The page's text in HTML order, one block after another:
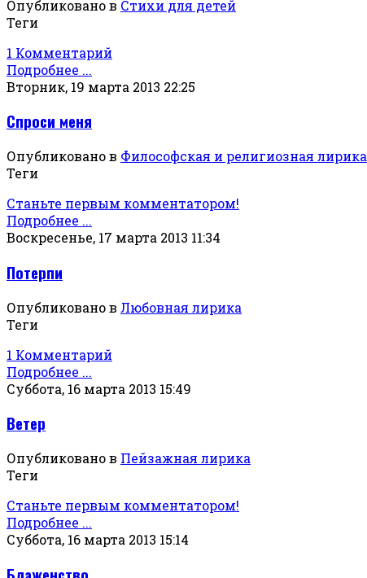
Опубликовано в Стихи для детей
Теги
1 Комментарий
Подробнее ...
Вторник, 19 марта 2013 22:25
Спроси меня
Опубликовано в Философская и религиозная лирика
Теги
Станьте первым комментатором!
Подробнее ...
Воскресенье, 17 марта 2013 11:34
Потерпи
Опубликовано в Любовная лирика
Теги
1 Комментарий
Подробнее ...
Суббота, 16 марта 2013 15:49
Ветер
Опубликовано в Пейзажная лирика
Теги
Станьте первым комментатором!
Подробнее ...
Суббота, 16 марта 2013 15:14